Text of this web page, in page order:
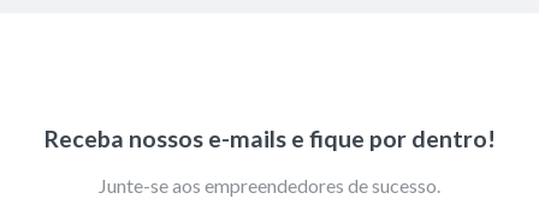
Receba nossos e-mails e fique por dentro!
Junte-se aos empreendedores de sucesso.